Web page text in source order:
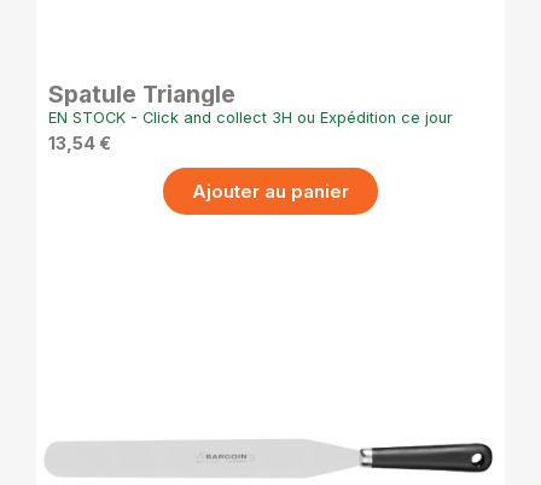
Spatule Triangle
EN STOCK - Click and collect 3H ou Expédition ce jour
13,54 €
Ajouter au panier